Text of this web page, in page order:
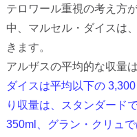
テロワール重視の考え方
中、マルセル・ダイスは
きます。
アルザスの平均的な収量
ダイスは平均以下の
り収量は、スタンダード
350ml、グラン・クリュで